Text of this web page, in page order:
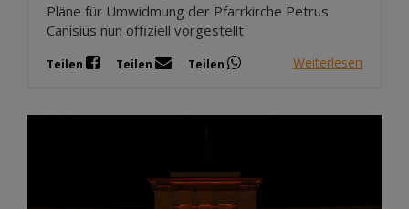
Pläne für Umwidmung der Pfarrkirche Petrus
Canisius nun offiziell vorgestellt
Teilen Teilen Teilen Weiterlesen